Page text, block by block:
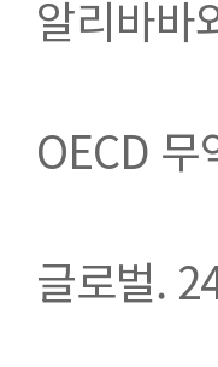
알리바바
OECD 무
글로벌.